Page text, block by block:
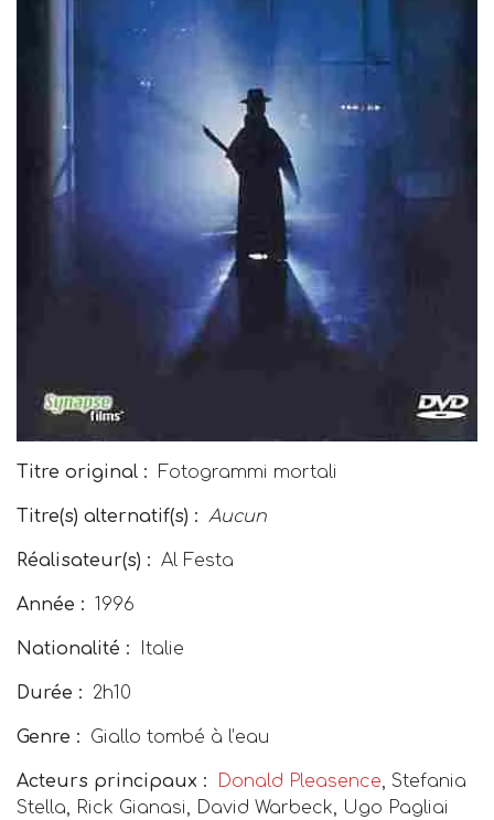
Titre original : Fotogrammi mortali
Titre(s) alternatif(s) : Aucun
Réalisateur(s) : Al Festa
Année : 1996
Nationalité : Italie
Durée : 2h10
Genre : Giallo tombé à l’eau
Acteurs principaux : Donald Pleasence, Stefania
Stella, Rick Gianasi, David Warbeck, Ugo Pagliai